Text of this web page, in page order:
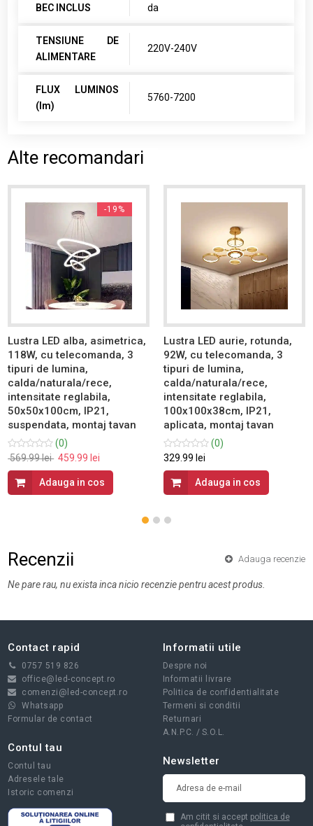
BEC INCLUS da
TENSIUNE DE
ALIMENTARE
220V-240V
FLUX LUMINOS
(lm)
5760-7200
Alte recomandari
-19%
Lustra LED alba, asimetrica,
118W, cu telecomanda, 3
tipuri de lumina,
calda/naturala/rece,
intensitate reglabila,
50x50x100cm, IP21,
suspendata, montaj tavan
(0)
569.99 lei 459.99 lei
Adauga in cos
Lustra LED aurie, rotunda,
92W, cu telecomanda, 3
tipuri de lumina,
calda/naturala/rece,
intensitate reglabila,
100x100x38cm, IP21,
aplicata, montaj tavan
(0)
329.99 lei
Adauga in cos
Recenzii Adauga recenzie
Ne pare rau, nu exista inca nicio recenzie pentru acest produs.
Contact rapid
0757 519 826
office@led-concept.ro
comenzi@led-concept.ro
Whatsapp
Formular de contact
Informatii utile
Despre noi
Informatii livrare
Politica de confidentialitate
Termeni si conditii
Returnari
A.N.P.C. / S.O.L.
Contul tau
Contul tau
Adresele tale
Istoric comenzi
Newsletter
Am citit si accept politica de